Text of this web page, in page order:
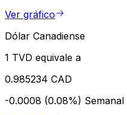
Ver gráfico
Dólar Canadiense
1 TVD equivale a
0.985234 CAD
-0.0008 (0.08%) Semanal